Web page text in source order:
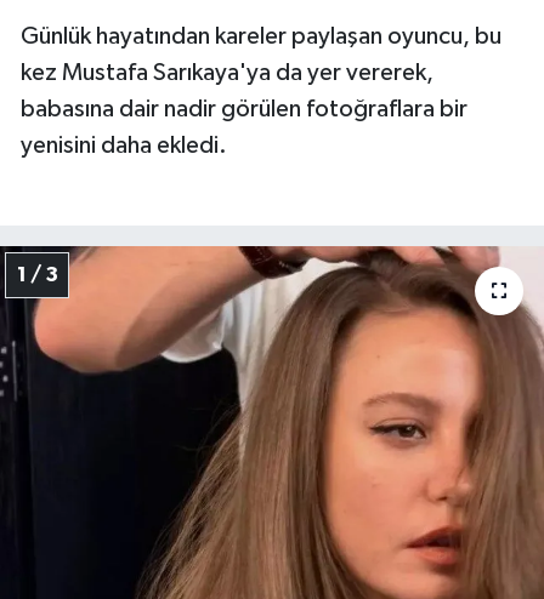
Günlük hayatından kareler paylaşan oyuncu, bu
kez Mustafa Sarıkaya'ya da yer vererek,
babasına dair nadir görülen fotoğraflara bir
yenisini daha ekledi.
1 / 3